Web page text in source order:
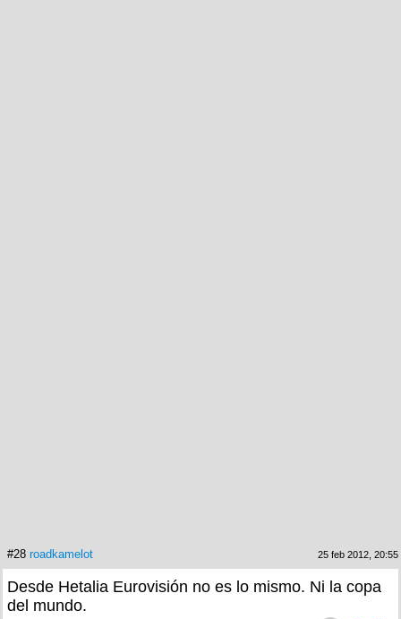
#28 roadkamelot 25 feb 2012, 20:55
Desde Hetalia Eurovisión no es lo mismo. Ni la copa
del mundo.